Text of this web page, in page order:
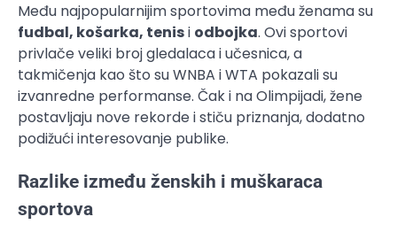
Među najpopularnijim sportovima među ženama su
fudbal, košarka, tenisi odbojka. Ovi sportovi
privlače veliki broj gledalaca i učesnica, a
takmičenja kao što su WNBA i WTA pokazali su
izvanredne performanse. Čak i na Olimpijadi, žene
postavljaju nove rekorde i stiču priznanja, dodatno
podižući interesovanje publike.
Razlike između ženskih i muškaraca
sportova